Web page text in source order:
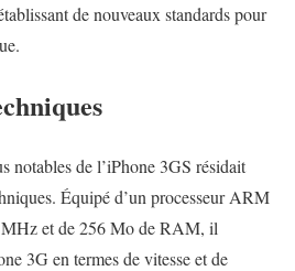
de nouveaux standards pour
notables de l’iPhone 3GS résidait
Équipé d’un processeur ARM
et de 256 Mo de RAM, il
3G en termes de vitesse et de